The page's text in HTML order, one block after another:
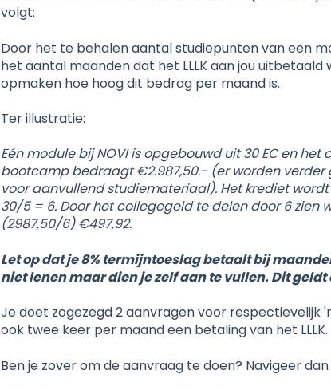
volgt:
Door het te behalen aantal studiepunten van een
het aantal maanden dat het LLLK aan jou uitbetaald
opmaken hoe hoog dit bedrag per maand is.
Ter illustratie:
Eén module bij NOVI is opgebouwd uit 30 EC en
bootcamp bedraagt €2.987,50.- (er worden verder
voor aanvullend studiemateriaal). Het krediet
30/5 = 6. Door het collegegeld te delen door 6 zien
(2987,50/6) €497,92.
Let op dat je 8% termijntoeslag betaalt bij
niet lenen maar dien je zelf aan te vullen. Dit
Je doet zogezegd 2 aanvragen voor respectievelijk
ook twee keer per maand een betaling van het LLLK.
Ben je zover om de aanvraag te doen? Navigeer